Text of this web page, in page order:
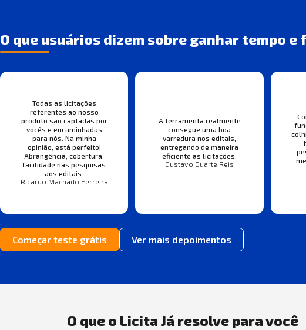
O que usuários dizem sobre ganhar tempo e
Todas as licitações
referentes ao nosso
produto são captadas por
vocês e encaminhadas
para nós. Na minha
opinião, está perfeito!
Abrangência, cobertura,
facilidade nas pesquisas
aos editais.
Ricardo Machado Ferreira
A ferramenta realmente
consegue uma boa
varredura nos editais,
entregando de maneira
eficiente as licitações.
Gustavo Duarte Reis
Começar teste grátis Ver mais depoimentos
O que o Licita Já resolve para você